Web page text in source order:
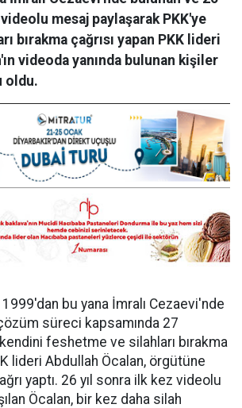
mesaj paylaşarak PKK'ye
bırakma çağrısı yapan PKK lideri
videoda yanında bulunan kişiler
oldu.
1999'dan bu yana İmralı Cezaevi'nde
süreci kapsamında 27
feshetme ve silahları bırakma
lideri Abdullah Öcalan, örgütüne
yaptı. 26 yıl sonra ilk kez videolu
Öcalan, bir kez daha silah